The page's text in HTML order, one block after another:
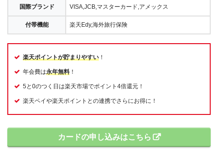
国際ブランド VISA,JCB,マスターカード,アメックス
付帯機能 楽天Edy,海外旅行保険
楽天ポイントが貯まりやすい ！
年会費は永年無料 ！
5と0のつく日は楽天市場でポイント4倍還元！
楽天ペイや楽天ポイントとの連携でさらにお得に！
カードの申し込みはこちら